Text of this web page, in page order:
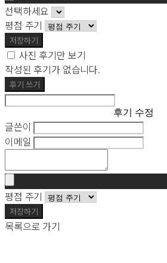
선택하세요
평점 주기
저장하기
사진 후기만 보기
작성된 후기가 없습니다.
후기 쓰기
후기 수정
글쓴이
이메일
평점 주기
저장하기
목록으로 가기